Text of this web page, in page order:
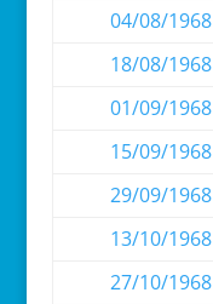
04/08/1968
18/08/1968
01/09/1968
15/09/1968
29/09/1968
13/10/1968
27/10/1968